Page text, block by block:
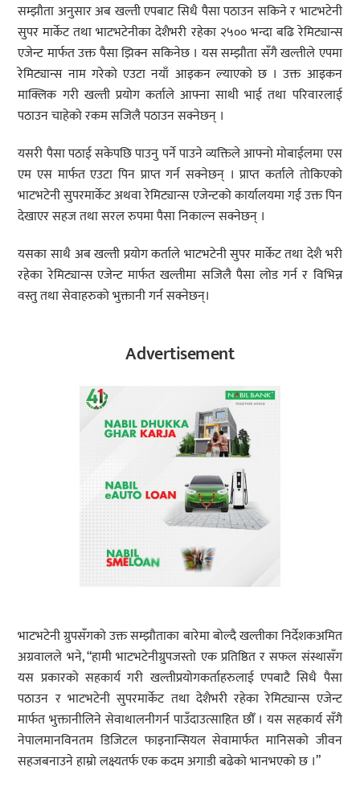
सम्झौता अनुसार अब खल्ती एपबाट सिधै पैसा पठाउन सकिने र भाटभटेनी
सुपर मार्केट तथा भाटभटेनीका देशैभरी रहेका २५०० भन्दा बढि रेमिट्यान्स
एजेन्ट मार्फत उक्त पैसा झिक्न सकिनेछ । यस सम्झौता सँगै खल्तीले एपमा
रेमिट्यान्स नाम गरेको एउटा नयाँ आइकन ल्याएको छ । उक्त आइकन
माक्लिक गरी खल्ती प्रयोग कर्ताले आफ्ना साथी भाई तथा परिवारलाई
पठाउन चाहेको रकम सजिलै पठाउन सक्नेछन् ।
यसरी पैसा पठाई सकेपछि पाउनु पर्ने पाउने व्यक्तिले आफ्नो मोबाईलमा एस
एम एस मार्फत एउटा पिन प्राप्त गर्न सक्नेछन् । प्राप्त कर्ताले तोकिएको
भाटभटेनी सुपरमार्केट अथवा रेमिट्यान्स एजेन्टको कार्यालयमा गई उक्त पिन
देखाएर सहज तथा सरल रुपमा पैसा निकाल्न सक्नेछन् ।
यसका साथै अब खल्ती प्रयोग कर्ताले भाटभटेनी सुपर मार्केट तथा देशै भरी
रहेका रेमिट्यान्स एजेन्ट मार्फत खल्तीमा सजिलै पैसा लोड गर्न र विभिन्न
वस्तु तथा सेवाहरुको भुक्तानी गर्न सक्नेछन्।
Advertisement
भाटभटेनी ग्रुपसँगको उक्त सम्झौताका बारेमा बोल्दै खल्तीका निर्देशकअमित
अग्रवालले भने, “हामी भाटभटेनीग्रुपजस्तो एक प्रतिष्ठित र सफल संस्थासँग
यस प्रकारको सहकार्य गरी खल्तीप्रयोगकर्ताहरुलाई एपबाटै सिधै पैसा
पठाउन र भाटभटेनी सुपरमार्केट तथा देशैभरी रहेका रेमिट्यान्स एजेन्ट
मार्फत भुक्तानीलिने सेवाथालनीगर्न पाउँदाउत्साहित छौँ । यस सहकार्य सँगै
नेपालमानविनतम डिजिटल फाइनान्सियल सेवामार्फत मानिसको जीवन
सहजबनाउने हाम्रो लक्ष्यतर्फ एक कदम अगाडी बढेको भानभएको छ ।”